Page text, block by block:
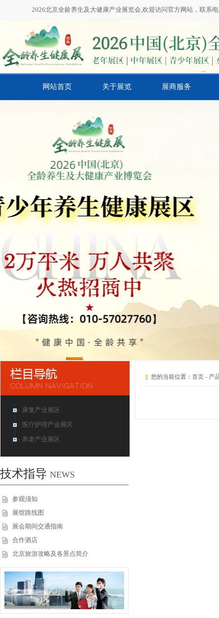
2026北京全龄养生及大健康产业展览会,欢迎访问官方网站，联系
网站首页 关于展览 展商服务
康复产业展区
医疗护理产业展区
养老产业展区
技术指导 NEWS
参观须知
展馆路线图
展会期间交通指南
合作酒店
北京旅游攻略及各景点简介
您的当前位置： 首页 - 产